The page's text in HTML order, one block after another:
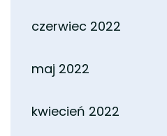
czerwiec 2022
maj 2022
kwiecień 2022